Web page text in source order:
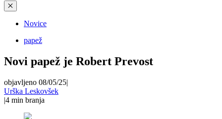
✕
Novice
papež
Novi papež je Robert Prevost
objavljeno 08/05/25|
Urška Leskovšek
|4 min branja